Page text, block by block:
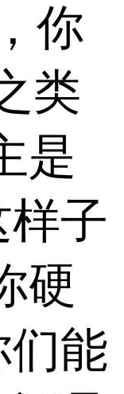
你
类
是
子
硬
们能